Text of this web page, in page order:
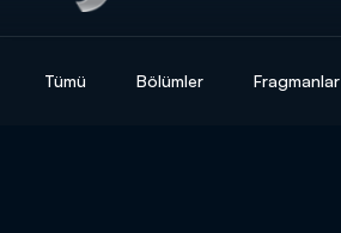
Tümü Bölümler Fragmanlar